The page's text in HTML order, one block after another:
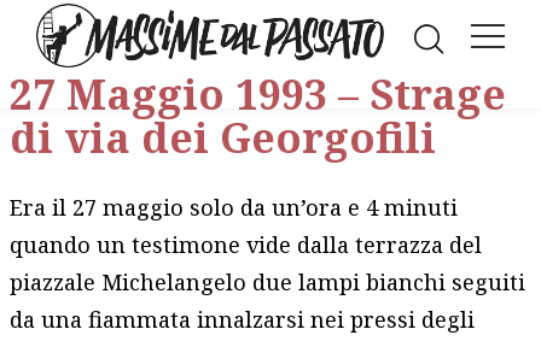
FacebookLinkedIn
27 Maggio 1993 – Strage
di via dei Georgofili
Era il 27 maggio solo da un’ora e 4 minuti
quando un testimone vide dalla terrazza del
piazzale Michelangelo due lampi bianchi seguiti
da una fiammata innalzarsi nei pressi degli